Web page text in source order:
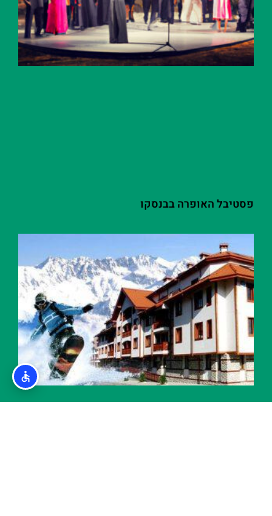
פסטיבל האופרה בבנסקו